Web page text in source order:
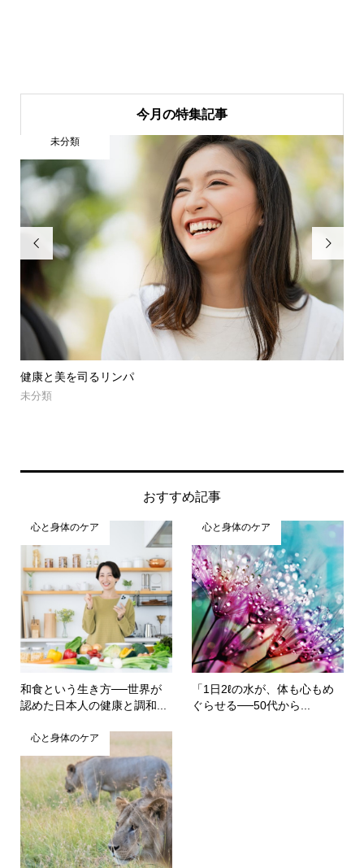
今月の特集記事

執着は老化する。本当の開運と執着！
未分類
未分類

おすすめ記事
心と身体のケア
和食という生き方──世界が
認めた日本人の健康と調和...
心と身体のケア
「1日2ℓの水が、体も心もめ
ぐらせる──50代から...
心と身体のケア